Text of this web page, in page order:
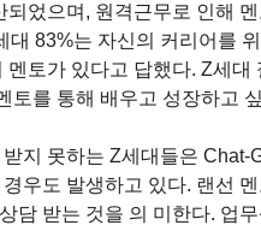
었으며, 원격근무로 인해
대 83%는 자신의 커리어를
토가 있다고 답했다. Z세대
토를 통해 배우고 성장하고
지 못하는 Z세대들은 Chat-
경우도 발생하고 있다. 랜선
담 받는 것을 의 미한다. 업